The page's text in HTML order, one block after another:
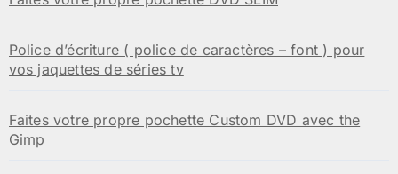
Police d’écriture ( police de caractères – font ) pour
vos jaquettes de séries tv
Faites votre propre pochette Custom DVD avec the
Gimp